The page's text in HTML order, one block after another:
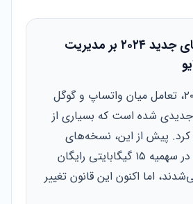
تاثیر سیاست‌های جدید ۲۰۲۴ بر مدیریت
از ابتدای سال ۲۰۲۴، تعامل میان واتساپ و گوگل
جدیدی شده است که بسیاری از
کرد. پیش از این، نسخه‌های
پشتیبان واتساپ در سهمیه ۱۵ گیگابایتی رایگان
اما اکنون این قانون تغییر